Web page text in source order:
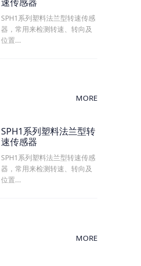
SPH1系列塑料法兰型转速传感
器，常用来检测转速、转向及
位置...
MORE
SPH1系列塑料法兰型转
速传感器
SPH1系列塑料法兰型转速传感
器，常用来检测转速、转向及
位置...
MORE